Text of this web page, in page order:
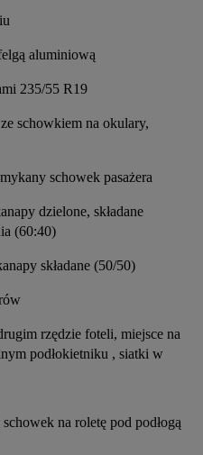
aluminiową
235/55 R19
schowkiem na okulary,
schowek pasażera
dzielone, składane
(60:40)
składane (50/50)
rzędzie foteli, miejsce na
podłokietniku , siatki w
na roletę pod podłogą